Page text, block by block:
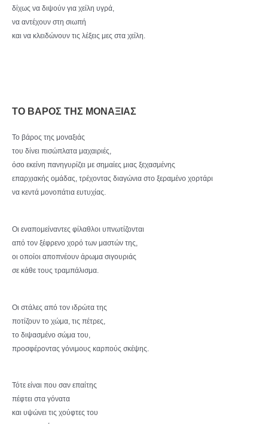
δίχως να διψούν για χείλη υγρά,
να αντέχουν στη σιωπή
και να κλειδώνουν τις λέξεις μες στα χείλη.
ΤΟ ΒΑΡΟΣ ΤΗΣ ΜΟΝΑΞΙΑΣ
Το βάρος της μοναξιάς
του δίνει πισώπλατα μαχαιριές,
όσο εκείνη πανηγυρίζει με σημαίες μιας ξεχασμένης
επαρχιακής ομάδας, τρέχοντας διαγώνια στο ξεραμένο χορτάρι
να κεντά μονοπάτια ευτυχίας.
Οι εναπομείναντες φίλαθλοι υπνωτίζονται
από τον ξέφρενο χορό των μαστών της,
οι οποίοι αποπνέουν άρωμα σιγουριάς
σε κάθε τους τραμπάλισμα.
Οι στάλες από τον ιδρώτα της
ποτίζουν το χώμα, τις πέτρες,
το διψασμένο σώμα του,
προσφέροντας γόνιμους καρπούς σκέψης.
Τότε είναι που σαν επαίτης
πέφτει στα γόνατα
και υψώνει τις χούφτες του